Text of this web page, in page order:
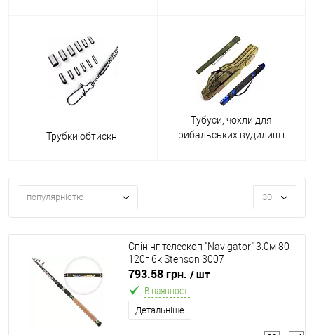
Трубки обтискні
Тубуси, чохли для
рибальських вудилищ і
популярністю 30
Спінінг телескоп "Navigator" 3.0м 80-
120г 6к Stenson 3007
793.58 грн. / шт
В наявності
Детальніше